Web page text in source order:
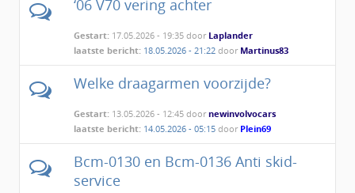
‘06 V70 vering achter
Gestart: 17.05.2026 - 19:35 door Laplander
laatste bericht: 18.05.2026 - 21:22door Martinus83
Welke draagarmen voorzijde?
Gestart: 13.05.2026 - 12:45 doornewinvolvocars
laatste bericht: 14.05.2026 - 05:15door Plein69
Bcm-0130 en Bcm-0136 Anti skid-
service